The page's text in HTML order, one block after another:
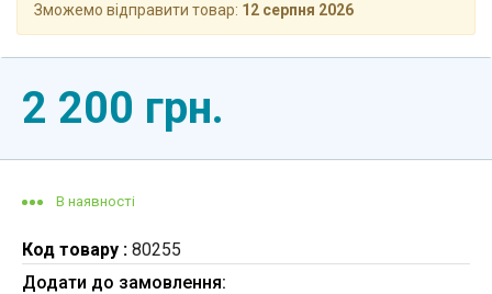
Зможемо відправити товар: 12 серпня 2026
2 200 грн.
В наявності
Код товару : 80255
Додати до замовлення: